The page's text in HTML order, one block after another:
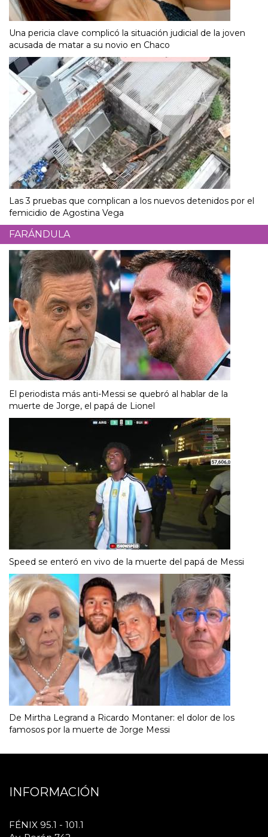
Una pericia clave complicó la situación judicial de la joven
acusada de matar a su novio en Chaco
Las 3 pruebas que complican a los nuevos detenidos por el
femicidio de Agostina Vega
FARÁNDULA
El periodista más anti-Messi se quebró al hablar de la
muerte de Jorge, el papá de Lionel
Speed se enteró en vivo de la muerte del papá de Messi
De Mirtha Legrand a Ricardo Montaner: el dolor de los
famosos por la muerte de Jorge Messi
INFORMACIÓN
FÉNIX 95.1 - 101.1